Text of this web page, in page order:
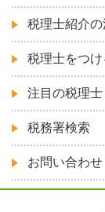
税理士紹介
税理士をつけ
注目の税理士
税務署検索
お問い合わせ